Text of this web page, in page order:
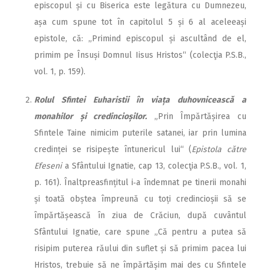
episcopul și cu Biserica este legătura cu Dumnezeu,
așa cum spune tot în capitolul 5 și 6 al aceleeași
epistole, că: „Primind episcopul și ascultând de el,
primim pe Însuși Domnul Iisus Hristos“ (colecţia P.S.B.,
vol. 1, p. 159).
Rolul Sfintei Euharistii în viața duhovnicească a
monahilor și credincioșilor. „Prin Împărtășirea cu
Sfintele Taine nimicim puterile satanei, iar prin lumina
credinței se risipește întunericul lui“ (Epistola către
Efesenia Sfântului Ignatie, cap 13, colecţia P.S.B., vol. 1,
p. 161). Înaltpreasfințitul i‑a îndemnat pe tinerii monahi
și toată obștea împreună cu toți credincioșii să se
împărtășească în ziua de Crăciun, după cuvântul
Sfântului Ignatie, care spune „Că pentru a putea să
risipim puterea răului din suflet și să primim pacea lui
Hristos, trebuie să ne împărtășim mai des cu Sfintele